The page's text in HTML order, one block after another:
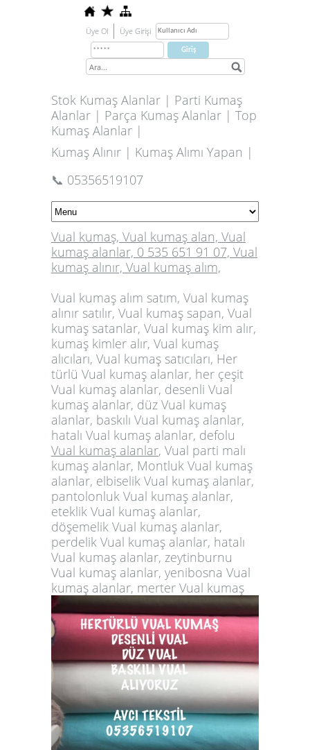
Üye Ol Üye Girişi
Stok Kumaş Alanlar | Parti Kumaş
Alanlar | Parça Kumaş Alanlar | Top
Kumaş Alanlar |
Kumaş Alınır | Kumaş Alımı Yapan |
📞 05356519107
Vual kumaş, Vual kumaş alan, Vual
kumaş alanlar, 0 535 651 91 07, Vual
kumaş alınır, Vual kumaş alım,
Vual kumaş alım satım, Vual kumaş
alınır satılır, Vual kumaş sapan, Vual
kumaş satanlar, Vual kumaş kim alır,
kumaş kimler alır, Vual kumaş
alıcıları, Vual kumaş satıcıları, Her
türlü Vual kumaş alanlar, her çeşit
Vual kumaş alanlar, desenli Vual
kumaş alanlar, düz Vual kumaş
alanlar, baskılı Vual kumaş alanlar,
hatalı Vual kumaş alanlar, defolu
Vual kumaş alanlar, Vual parti malı
kumaş alanlar, Montluk Vual kumaş
alanlar, elbiselik Vual kumaş alanlar,
pantolonluk Vual kumaş alanlar,
eteklik Vual kumaş alanlar,
döşemelik Vual kumaş alanlar,
perdelik Vual kumaş alanlar, hatalı
Vual kumaş alanlar, zeytinburnu
Vual kumaş alanlar, yenibosna Vual
kumaş alanlar, merter Vual kumaş